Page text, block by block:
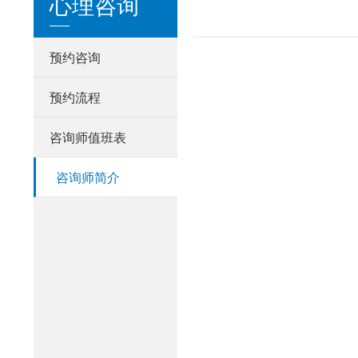
心理咨询
预约咨询
预约流程
咨询师值班表
咨询师简介